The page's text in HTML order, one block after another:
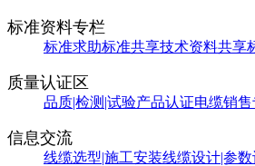
标准资料专栏
标准求助标准共享技术资料共享
质量认证区
品质|检测|试验产品认证电缆销售
信息交流
线缆选型|施工安装线缆设计|参